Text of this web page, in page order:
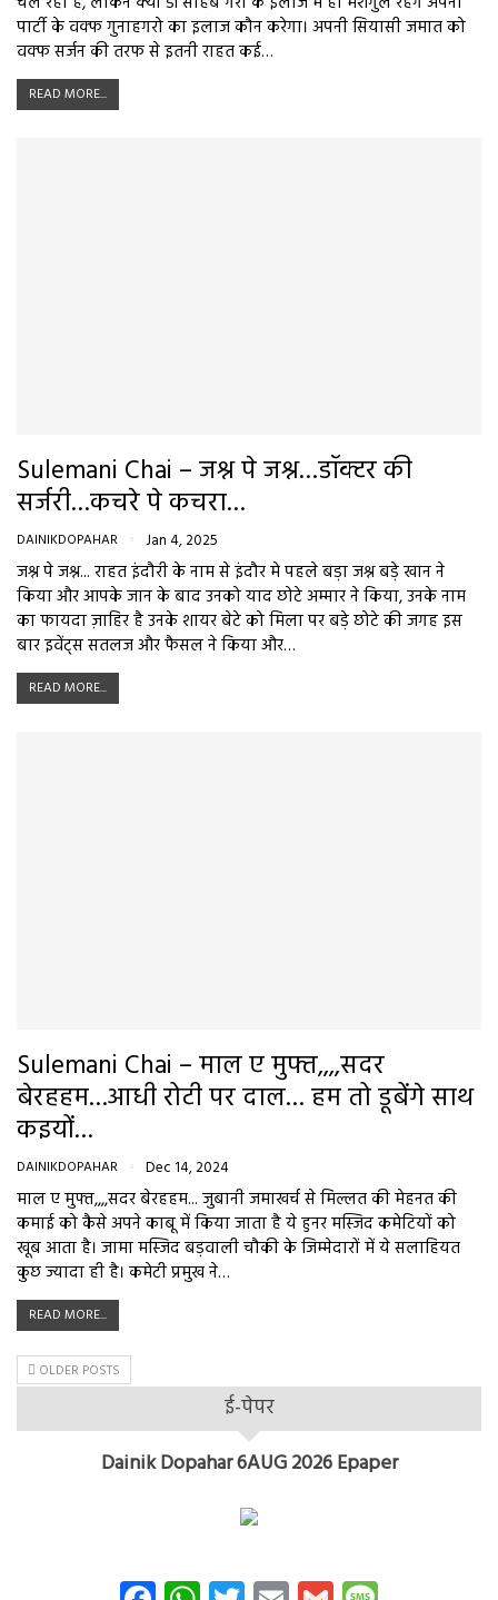
पार्टी के वक्फ गुनाहगरो का इलाज कौन करेगा। अपनी सियासी जमात को
वक्फ सर्जन की तरफ से इतनी राहत कई…
READ MORE...
Sulemani Chai – जश्न पे जश्न…डॉक्टर की
सर्जरी…कचरे पे कचरा…
DAINIKDOPAHAR Jan 4, 2025
जश्न पे जश्न... राहत इंदौरी के नाम से इंदौर मे पहले बड़ा जश्न बड़े खान ने
किया और आपके जान के बाद उनको याद छोटे अम्मार ने किया, उनके नाम
का फायदा ज़ाहिर है उनके शायर बेटे को मिला पर बड़े छोटे की जगह इस
बार इवेंट्स सतलज और फैसल ने किया और…
READ MORE...
Sulemani Chai – माल ए मुफ्त,,,,सदर
बेरहहम…आधी रोटी पर दाल… हम तो डूबेंगे साथ
कइयों…
DAINIKDOPAHAR Dec 14, 2024
माल ए मुफ्त,,,,सदर बेरहहम... जुबानी जमाखर्च से मिल्लत की मेहनत की
कमाई को कैसे अपने काबू में किया जाता है ये हुनर मस्जिद कमेटियों को
खूब आता है। जामा मस्जिद बड़वाली चौकी के जिम्मेदारों में ये सलाहियत
कुछ ज्यादा ही है। कमेटी प्रमुख ने…
READ MORE...
OLDER POSTS
ई-पेपर
Dainik Dopahar 6AUG 2026 Epaper